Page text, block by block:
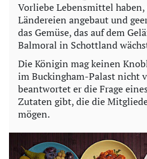
Vorliebe Lebensmittel
Ländereien angebaut und
das Gemüse, das auf dem
Balmoral in Schottland
Die Königin mag keinen
im Buckingham-Palast nicht
beantwortet er die Frage
Zutaten gibt, die die
mögen.